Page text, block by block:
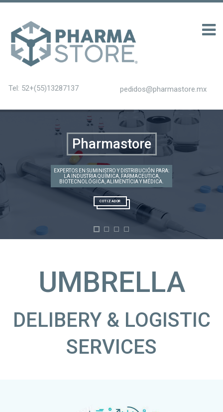
Tel: 52+(55)13287137 pedidos@pharmastore.mx
Pharmastore
EXPERTOS EN SUMINISTRO Y DISTRIBUCIÓN PARA:
LA INDUSTRIA QUÍMICA, FARMACEUTICA,
BIOTECNOLÓGICA, ALIMENTÍCIA Y MÉDICA.
COTIZADOR
UMBRELLA
DELIBERY & LOGISTIC
SERVICES